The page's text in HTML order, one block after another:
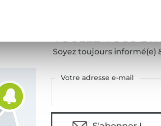
VOULEZ-VOUS
Soyez toujours informé(e)
Votre adresse e-mail